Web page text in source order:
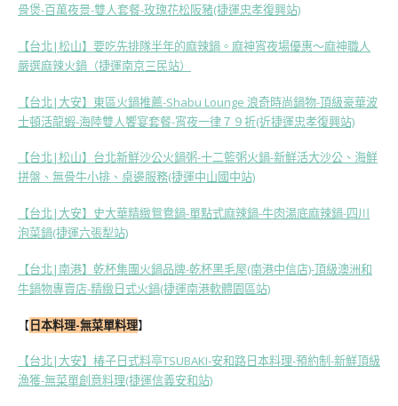
骨煲-百萬夜景-雙人套餐-玫瑰花松阪豬(捷運忠孝復興站)
【台北|松山】要吃先排隊半年的麻辣鍋。麻神宵夜場優惠～麻神職人
嚴選麻辣火鍋（捷運南京三民站）
【台北|大安】東區火鍋推薦-Shabu Lounge 浪奇時尚鍋物-頂級豪華波
士頓活龍蝦-海陸雙人饗宴套餐-宵夜一律７９折(近捷運忠孝復興站)
【台北|松山】台北新鮮沙公火鍋粥-十二籃粥火鍋-新鮮活大沙公、海鮮
拼盤、無骨牛小排、桌邊服務(捷運中山國中站)
【台北|大安】史大華精緻鴛鴦鍋-單點式麻辣鍋-牛肉湯底麻辣鍋-四川
泡菜鍋(捷運六張犁站)
【台北|南港】乾杯集團火鍋品牌-乾杯黑毛屋(南港中信店)-頂級澳洲和
牛鍋物專賣店-精緻日式火鍋(捷運南港軟體園區站)
【日本料理-無菜單料理】
【台北|大安】椿子日式料亭TSUBAKI-安和路日本料理-預約制-新鮮頂級
漁獲-無菜單創意料理(捷運信義安和站)